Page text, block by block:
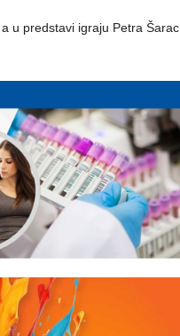
u predstavi igraju Petra Šarac,